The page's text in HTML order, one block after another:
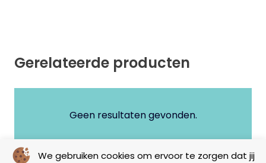
We gebruiken cookies om ervoor te zorgen dat jij
Gerelateerde producten
Geen resultaten gevonden.